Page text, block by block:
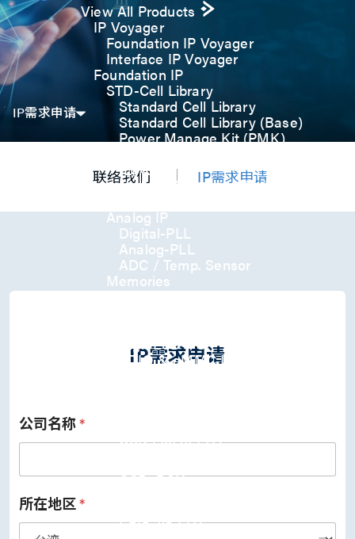
View All Products
IP Voyager
Foundation IP Voyager
Interface IP Voyager
Foundation IP
STD-Cell Library
Standard Cell Library
Standard Cell Library (Base)
Power Manage Kit (PMK)
(LPKT)
High Performance Kit (HPKT)
Analog IP
Digital-PLL
Analog-PLL
ADC / Temp. Sensor
Memories
Memory Compiler
High ESD I/O
SDIO & eMMC I/O
USB 2.0/1.1 PHY
USB_BCK
PCIe 4.0 PHY
IP需求申请
联络我们 IP需求申请
IP需求申请
公司名称*
所在地区*